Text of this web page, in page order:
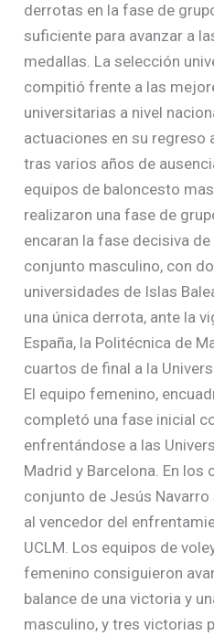
derrotas en la fase de
suficiente para avanzar a
medallas. La selección
compitió frente a las
universitarias a nivel
actuaciones en su regreso
tras varios años de
equipos de baloncesto
realizaron una fase de
encaran la fase decisiva
conjunto masculino, con
universidades de Islas
una única derrota, ante la
España, la Politécnica de
cuartos de final a la
El equipo femenino,
completó una fase inicial
enfrentándose a las
Madrid y Barcelona. En los
conjunto de Jesús
al vencedor del
UCLM. Los equipos de
femenino consiguieron
balance de una victoria y
masculino, y tres victorias